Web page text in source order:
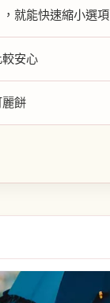
就能快速縮小選項
安心
餅